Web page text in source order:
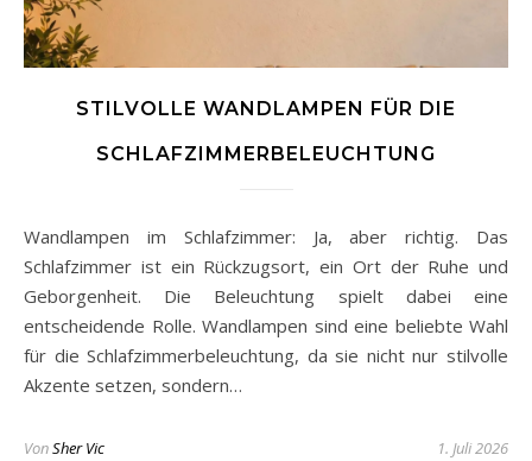
STILVOLLE WANDLAMPEN FÜR DIE
SCHLAFZIMMERBELEUCHTUNG
Wandlampen im Schlafzimmer: Ja, aber richtig. Das
Schlafzimmer ist ein Rückzugsort, ein Ort der Ruhe und
Geborgenheit. Die Beleuchtung spielt dabei eine
entscheidende Rolle. Wandlampen sind eine beliebte Wahl
für die Schlafzimmerbeleuchtung, da sie nicht nur stilvolle
Akzente setzen, sondern…
VonSher Vic 1. Juli 2026